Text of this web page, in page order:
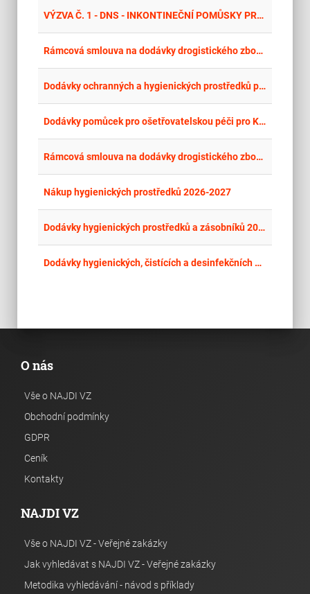
VÝZVA Č. 1 - DNS - INKONTINEČNÍ POMŮSKY PRO NPK - K1 - Plenkové kalhotky pro dospělé denní a noční
Rámcová smlouva na dodávky drogistického zboží a úklidových pomůcek (2026-2027)
Dodávky ochranných a hygienických prostředků pro Nemocnici Nymburk s.r.o.
Dodávky pomůcek pro ošetřovatelskou péči pro Karlovarskou krajskou nemocnici a.s.
Rámcová smlouva na dodávky drogistického zboží a úklidových pomůcek II. (2026-2027)
Nákup hygienických prostředků 2026-2027
Dodávky hygienických prostředků a zásobníků 2026
Dodávky hygienických, čistících a desinfekčních prostředků pro potřeby ÚP České Budějovice
O nás
Vše o NAJDI VZ
Obchodní podmínky
GDPR
Ceník
Kontakty
NAJDI VZ
Vše o NAJDI VZ - Veřejné zakázky
Jak vyhledávat s NAJDI VZ - Veřejné zakázky
Metodika vyhledávání - návod s příklady